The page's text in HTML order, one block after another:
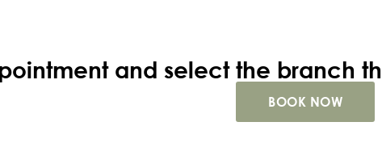
and select the branch
BOOK NOW